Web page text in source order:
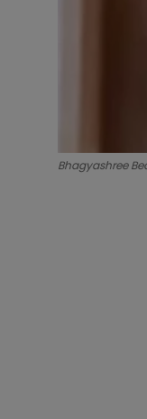
Bhagyashree